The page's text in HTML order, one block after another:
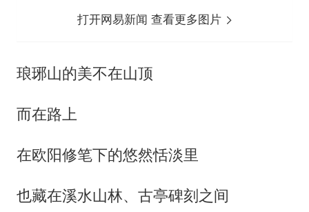
打开网易新闻 查看更多图片
琅琊山的美不在山顶
而在路上
在欧阳修笔下的悠然恬淡里
也藏在溪水山林、古亭碑刻之间